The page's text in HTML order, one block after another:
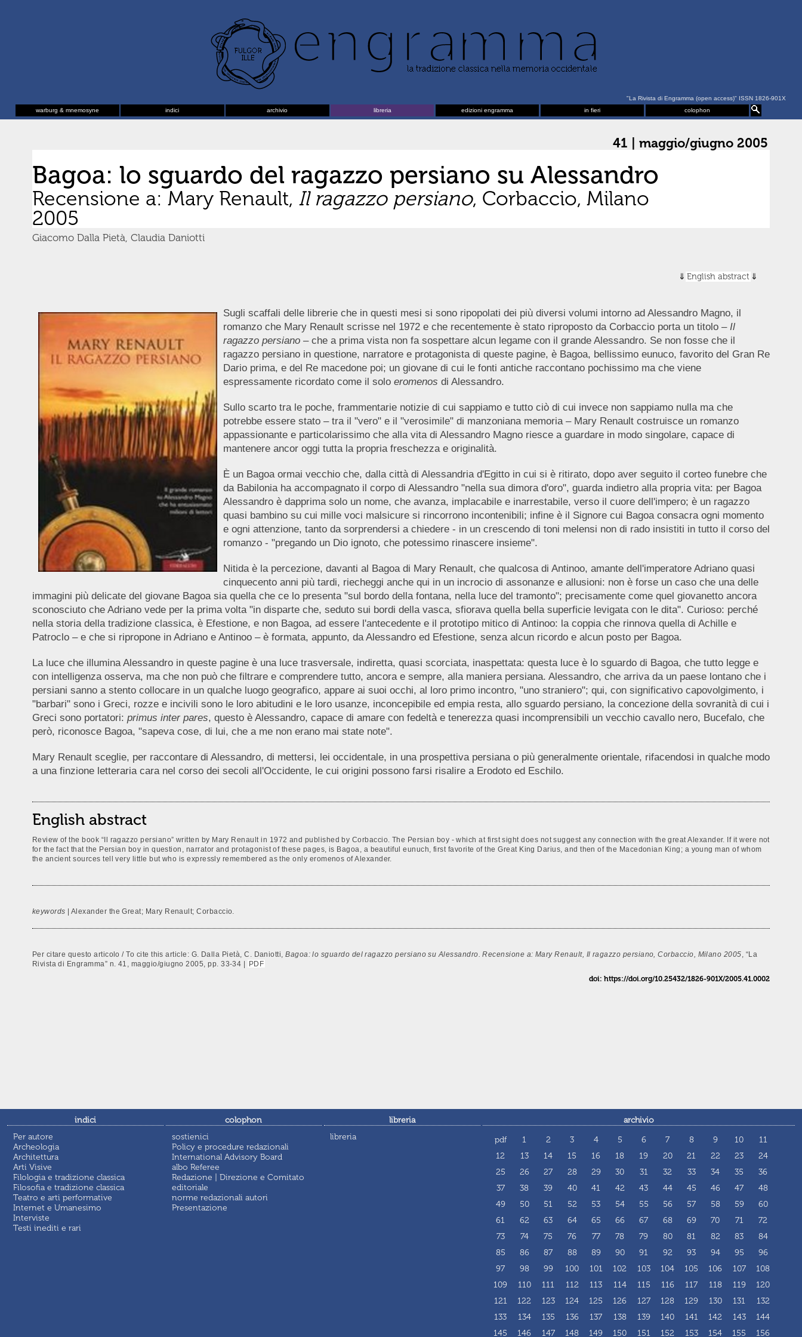
"La Rivista di Engramma (open access)" ISSN 1826-901X
warburg & mnemosyne
indici archivio libreria edizioni engramma in fieri colophon
41 | maggio/giugno 2005
Bagoa: lo sguardo del ragazzo persiano su Alessandro
Recensione a: Mary Renault, Il ragazzo persiano, Corbaccio, Milano
2005
Giacomo Dalla Pietà, Claudia Daniotti
English abstract
Sugli scaffali delle librerie che in questi mesi si sono ripopolati dei più diversi volumi intorno ad Alessandro Magno, il
romanzo che Mary Renault scrisse nel 1972 e che recentemente è stato riproposto da Corbaccio porta un titolo – Il
ragazzo persiano– che a prima vista non fa sospettare alcun legame con il grande Alessandro. Se non fosse che il
ragazzo persiano in questione, narratore e protagonista di queste pagine, è Bagoa, bellissimo eunuco, favorito del Gran Re
Dario prima, e del Re macedone poi; un giovane di cui le fonti antiche raccontano pochissimo ma che viene
espressamente ricordato come il solo eromenos di Alessandro.
Sullo scarto tra le poche, frammentarie notizie di cui sappiamo e tutto ciò di cui invece non sappiamo nulla ma che
potrebbe essere stato – tra il "vero" e il "verosimile" di manzoniana memoria – Mary Renault costruisce un romanzo
appassionante e particolarissimo che alla vita di Alessandro Magno riesce a guardare in modo singolare, capace di
mantenere ancor oggi tutta la propria freschezza e originalità.
È un Bagoa ormai vecchio che, dalla città di Alessandria d'Egitto in cui si è ritirato, dopo aver seguito il corteo funebre che
da Babilonia ha accompagnato il corpo di Alessandro "nella sua dimora d'oro", guarda indietro alla propria vita: per Bagoa
Alessandro è dapprima solo un nome, che avanza, implacabile e inarrestabile, verso il cuore dell'impero; è un ragazzo
quasi bambino su cui mille voci malsicure si rincorrono incontenibili; infine è il Signore cui Bagoa consacra ogni momento
e ogni attenzione, tanto da sorprendersi a chiedere - in un crescendo di toni melensi non di rado insistiti in tutto il corso del
romanzo - "pregando un Dio ignoto, che potessimo rinascere insieme".
Nitida è la percezione, davanti al Bagoa di Mary Renault, che qualcosa di Antinoo, amante dell'imperatore Adriano quasi
cinquecento anni più tardi, riecheggi anche qui in un incrocio di assonanze e allusioni: non è forse un caso che una delle
immagini più delicate del giovane Bagoa sia quella che ce lo presenta "sul bordo della fontana, nella luce del tramonto"; precisamente come quel giovanetto ancora
sconosciuto che Adriano vede per la prima volta "in disparte che, seduto sui bordi della vasca, sfiorava quella bella superficie levigata con le dita". Curioso: perché
nella storia della tradizione classica, è Efestione, e non Bagoa, ad essere l'antecedente e il prototipo mitico di Antinoo: la coppia che rinnova quella di Achille e
Patroclo – e che si ripropone in Adriano e Antinoo – è formata, appunto, da Alessandro ed Efestione, senza alcun ricordo e alcun posto per Bagoa.
La luce che illumina Alessandro in queste pagine è una luce trasversale, indiretta, quasi scorciata, inaspettata: questa luce è lo sguardo di Bagoa, che tutto legge e
con intelligenza osserva, ma che non può che filtrare e comprendere tutto, ancora e sempre, alla maniera persiana. Alessandro, che arriva da un paese lontano che i
persiani sanno a stento collocare in un qualche luogo geografico, appare ai suoi occhi, al loro primo incontro, "uno straniero"; qui, con significativo capovolgimento, i
"barbari" sono i Greci, rozze e incivili sono le loro abitudini e le loro usanze, inconcepibile ed empia resta, allo sguardo persiano, la concezione della sovranità di cui i
Greci sono portatori: primus inter pares, questo è Alessandro, capace di amare con fedeltà e tenerezza quasi incomprensibili un vecchio cavallo nero, Bucefalo, che
però, riconosce Bagoa, "sapeva cose, di lui, che a me non erano mai state note".
Mary Renault sceglie, per raccontare di Alessandro, di mettersi, lei occidentale, in una prospettiva persiana o più generalmente orientale, rifacendosi in qualche modo
a una finzione letteraria cara nel corso dei secoli all'Occidente, le cui origini possono farsi risalire a Erodoto ed Eschilo.
English abstract
Review of the book “Il ragazzo persiano” written by Mary Renault in 1972 and published by Corbaccio. The Persian boy - which at first sight does not suggest any connection with the great Alexander. If it were not
for the fact that the Persian boy in question, narrator and protagonist of these pages, is Bagoa, a beautiful eunuch, first favorite of the Great King Darius, and then of the Macedonian King; a young man of whom
the ancient sources tell very little but who is expressly remembered as the only eromenos of Alexander.
keywords | Alexander the Great; Mary Renault; Corbaccio.
Per citare questo articolo / To cite this article: G. Dalla Pietà, C. Daniotti,Bagoa: lo sguardo del ragazzo persiano su Alessandro. Recensione a: Mary Renault, Il ragazzo persiano, Corbaccio, Milano 2005 , “La
Rivista di Engramma” n. 41, maggio/giugno 2005, pp. 33-34 |
PDF
doi: https://doi.org/10.25432/1826-901X/2005.41.0002
indici
Per autore
Archeologia
Architettura
Arti Visive
Filologia e tradizione classica
Filosofia e tradizione classica
Teatro e arti performative
Internet e Umanesimo
Interviste
Testi inediti e rari
colophon
sostienici
Policy e procedure redazionali
International Advisory Board
albo Referee
Redazione | Direzione e Comitato
editoriale
norme redazionali autori
Presentazione
libreria
libreria
archivio
pdf
1 2 3 4 5 6 7 8 9 10
11
12
13 14 15 16 18 19 20 21 22 23
24
25
26 27 28 29 30 31 32 33 34 35
36
37
38 39 40 41 42 43 44 45 46 47
48
49
50 51 52 53 54 55 56 57 58 59
60
61
62 63 64 65 66 67 68 69 70 71
72
73
74 75 76 77 78 79 80 81 82 83
84
85
86 87 88 89 90 91 92 93 94 95
96
97
98 99 100 101 102 103 104 105 106 107
108
109
110 111 112 113 114 115 116 117 118 119
120
121
122 123 124 125 126 127 128 129 130 131
132
133
134 135 136 137 138 139 140 141 142 143
144
145
146 147 148 149 150 151 152 153 154 155 156